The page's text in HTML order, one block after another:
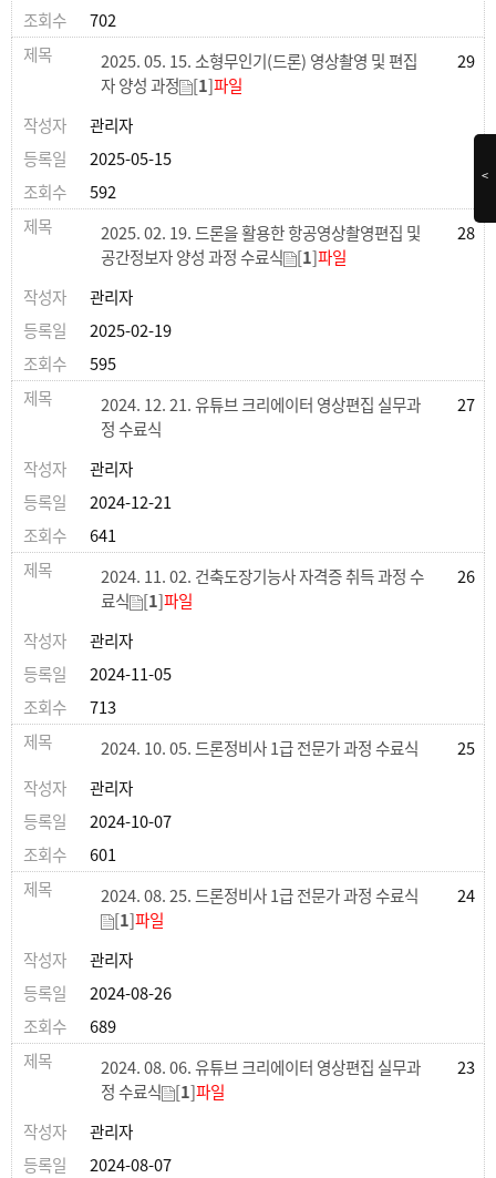
702
29
2025. 05. 15. 소형무인기(드론) 영상촬영 및 편집
자 양성 과정
[1]파일
관리자
2025-05-15
592
28
2025. 02. 19. 드론을 활용한 항공영상촬영편집 및
공간정보자 양성 과정 수료식
[1]파일
관리자
2025-02-19
595
27
2024. 12. 21. 유튜브 크리에이터 영상편집 실무과
정 수료식
관리자
2024-12-21
641
26
2024. 11. 02. 건축도장기능사 자격증 취득 과정 수
료식
[1]파일
관리자
2024-11-05
713
25
2024. 10. 05. 드론정비사 1급 전문가 과정 수료식
관리자
2024-10-07
601
24
2024. 08. 25. 드론정비사 1급 전문가 과정 수료식
[1]파일
관리자
2024-08-26
689
23
2024. 08. 06. 유튜브 크리에이터 영상편집 실무과
정 수료식
[1]파일
관리자
2024-08-07
<